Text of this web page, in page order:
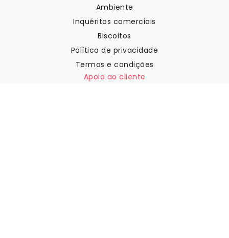
Ambiente
Inquéritos comerciais
Biscoitos
Política de privacidade
Termos e condições
Apoio ao cliente